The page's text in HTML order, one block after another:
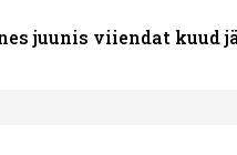
juunis viiendat kuud